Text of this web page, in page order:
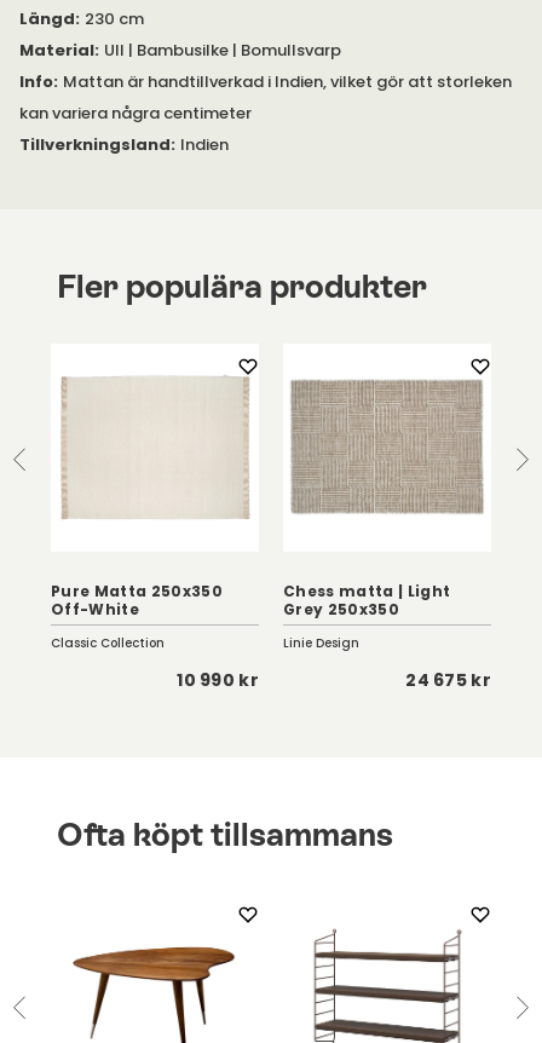
Längd: 230 cm
Material: Ull | Bambusilke | Bomullsvarp
Info: Mattan är handtillverkad i Indien, vilket gör att storleken
kan variera några centimeter
Tillverkningsland: Indien
Fler populära produkter
Pure Matta 250x350
Off-White
Classic Collection
10 990 kr
Chess matta | Light
Grey 250x350
Linie Design
24 675 kr
Ofta köpt tillsammans